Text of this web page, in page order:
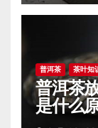
普洱茶 茶叶知
普洱茶
是什么